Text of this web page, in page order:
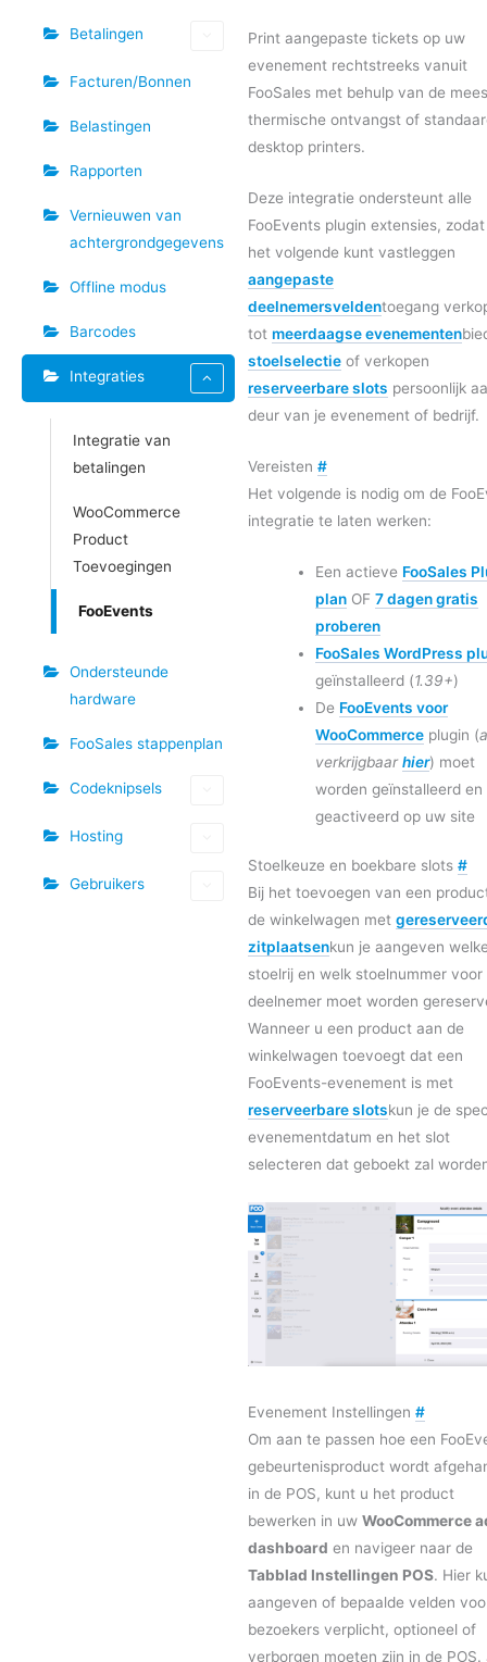
Betalingen
Facturen/Bonnen
Belastingen
Rapporten
Vernieuwen van
achtergrondgegevens
Offline modus
Barcodes
Integraties
Integratie van
betalingen
WooCommerce
Product
Toevoegingen
FooEvents
Ondersteunde
hardware
FooSales stappenplan
Codeknipsels
Hosting
Gebruikers
Print aangepaste tickets op uw
evenement rechtstreeks vanuit
FooSales met behulp van de
thermische ontvangst of
desktop printers.
Deze integratie ondersteunt alle
FooEvents plugin extensies,
het volgende kunt vastleggen
aangepaste
deelnemersveldentoegang
tot meerdaagse evenementen
stoelselectie of verkopen
reserveerbare slots persoonlijk
deur van je evenement of bedrijf.
Vereisten #
Het volgende is nodig om de
integratie te laten werken:
Een actieve FooSales
planOF 7 dagen gratis
proberen
FooSales WordPress
geïnstalleerd (1.39+)
De FooEvents voor
WooCommerceplugin (
verkrijgbaarhier) moet
worden geïnstalleerd en
geactiveerd op uw site
Stoelkeuze en boekbare slots #
Bij het toevoegen van een
de winkelwagen met
zitplaatsenkun je aangeven
stoelrij en welk stoelnummer voor
deelnemer moet worden
Wanneer u een product aan de
winkelwagen toevoegt dat een
FooEvents-evenement is met
reserveerbare slotskun je de
evenementdatum en het slot
selecteren dat geboekt zal
Evenement Instellingen #
Om aan te passen hoe een
gebeurtenisproduct wordt
in de POS, kunt u het product
bewerken in uw WooCommerce
dashboard en navigeer naar de
Tabblad Instellingen POS. Hier
aangeven of bepaalde velden
bezoekers verplicht, optioneel of
verborgen moeten zijn in de POS.